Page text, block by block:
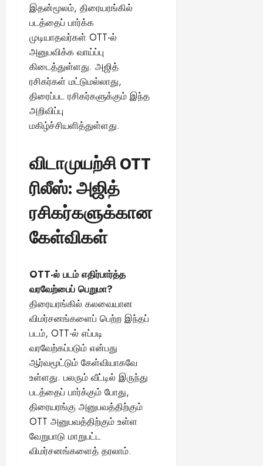
இதன்மூலம், திரையரங்கில்
படத்தைப் பார்க்க
முடியாதவர்கள் OTT-ல்
அனுபவிக்க வாய்ப்பு
கிடைத்துள்ளது. அஜித்
ரசிகர்கள் மட்டுமல்லாது,
திரைப்பட ரசிகர்களுக்கும் இந்த
அறிவிப்பு
மகிழ்ச்சியளித்துள்ளது.
விடாமுயற்சி OTT
ரிலீஸ்: அஜித்
ரசிகர்களுக்கான
கேள்விகள்
OTT-ல் படம் எதிர்பார்த்த
வரவேற்பைப் பெறுமா?
திரையரங்கில் கலவையான
விமர்சனங்களைப் பெற்ற இந்தப்
படம், OTT-ல் எப்படி
வரவேற்கப்படும் என்பது
ஆர்வமூட்டும் கேள்வியாகவே
உள்ளது. பலரும் வீட்டில் இருந்து
படத்தைப் பார்க்கும் போது,
திரையரங்கு அனுபவத்திற்கும்
OTT அனுபவத்திற்கும் உள்ள
வேறுபாடு மாறுபட்ட
விமர்சனங்களைத் தரலாம்.